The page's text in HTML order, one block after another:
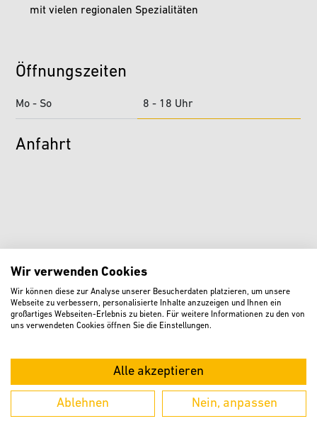
mit vielen regionalen Spezialitäten
Öffnungszeiten
Mo - So 8 - 18 Uhr
Anfahrt
Dienst aktivieren und der Datenübertragung
zustimmen. Mit dem Aufruf erklären Sie sich
werden.
AKZEPTIEREN
Informationen zum Datenschutz finden Sie in der
Wir verwenden Cookies
Wir können diese zur Analyse unserer Besucherdaten platzieren, um unsere
Webseite zu verbessern, personalisierte Inhalte anzuzeigen und Ihnen ein
großartiges Webseiten-Erlebnis zu bieten. Für weitere Informationen zu den von
uns verwendeten Cookies öffnen Sie die Einstellungen.
Alle akzeptieren
Ablehnen Nein, anpassen